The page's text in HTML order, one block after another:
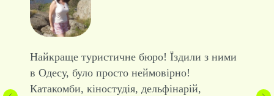
Найкраще туристичне бюро! Їздили з ними
в Одесу, було просто неймовірно!
Катакомби, кіностудія, дельфінарій,